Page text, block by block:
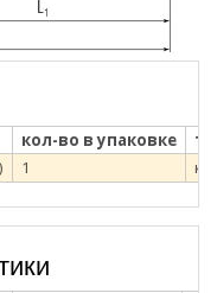
кол-во в упаковке
1